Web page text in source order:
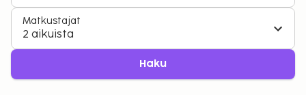
Matkustajat
2 aikuista
Haku